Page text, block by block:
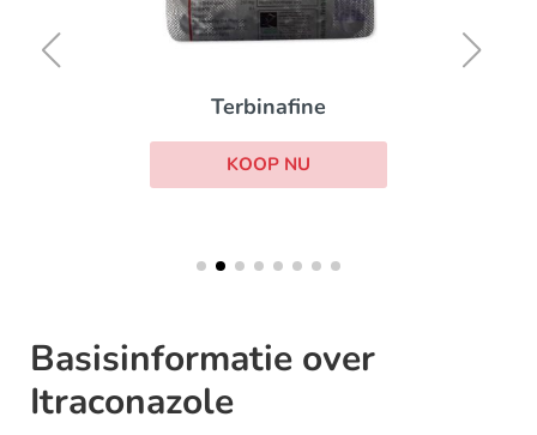
Terbinafine
KOOP NU
Basisinformatie over
Itraconazole